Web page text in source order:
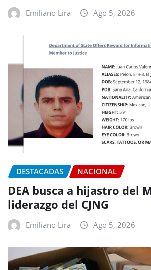
Emiliano Lira Ago 5, 2026
DESTACADAS NACIONAL
DEA busca a hijastro del
liderazgo del CJNG
Emiliano Lira Ago 5, 2026